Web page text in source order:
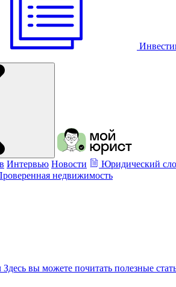
Интервью Новости Юридический
недвижимость
Здесь вы можете почитать полезные